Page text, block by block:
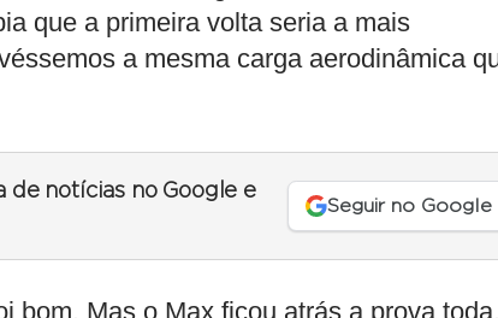
que a primeira volta seria a mais
a mesma carga aerodinâmica
de notícias no Google e
Seguir no Google
bom. Mas o Max ficou atrás a prova